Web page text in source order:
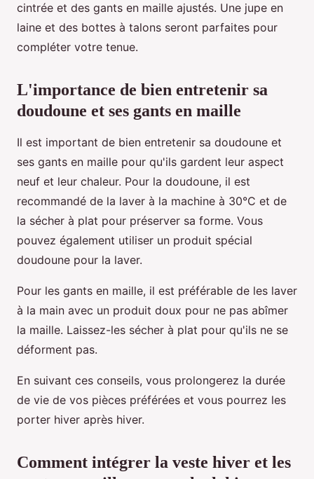
cintrée et des gants en maille ajustés. Une jupe en
laine et des bottes à talons seront parfaites pour
compléter votre tenue.
L'importance de bien entretenir sa
doudoune et ses gants en maille
Il est important de bien entretenir sa doudoune et
ses gants en maille pour qu'ils gardent leur aspect
neuf et leur chaleur. Pour la doudoune, il est
recommandé de la laver à la machine à 30°C et de
la sécher à plat pour préserver sa forme. Vous
pouvez également utiliser un produit spécial
doudoune pour la laver.
Pour les gants en maille, il est préférable de les laver
à la main avec un produit doux pour ne pas abîmer
la maille. Laissez-les sécher à plat pour qu'ils ne se
déforment pas.
En suivant ces conseils, vous prolongerez la durée
de vie de vos pièces préférées et vous pourrez les
porter hiver après hiver.
Comment intégrer la veste hiver et les